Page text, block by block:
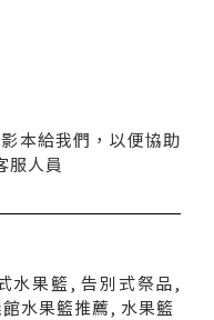
本給我們，以便協助
服人員
水果籃, 告別式祭品,
水果籃推薦, 水果籃